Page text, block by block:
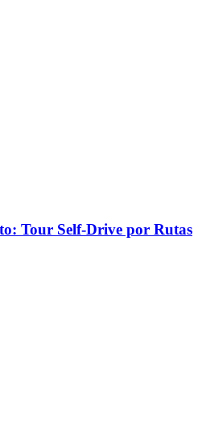
Tour Self-Drive por Rutas